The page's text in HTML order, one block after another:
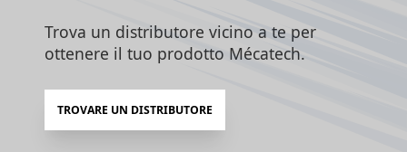
Trova un distributore vicino a te per
ottenere il tuo prodotto Mécatech.
TROVARE UN DISTRIBUTORE